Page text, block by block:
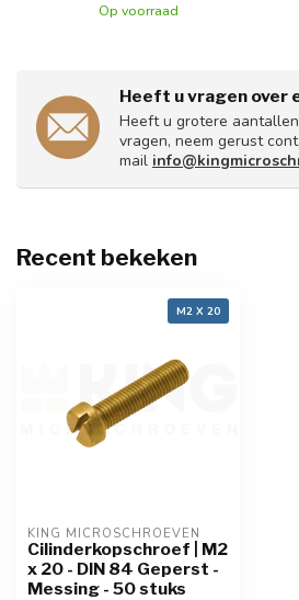
Op voorraad
Heeft u vragen over
Heeft u grotere
vragen, neem gerust
mail
Recent bekeken
M2 X 20
KING MICROSCHROEVEN
Cilinderkopschroef | M2
x 20 - DIN 84 Geperst -
Messing - 50 stuks